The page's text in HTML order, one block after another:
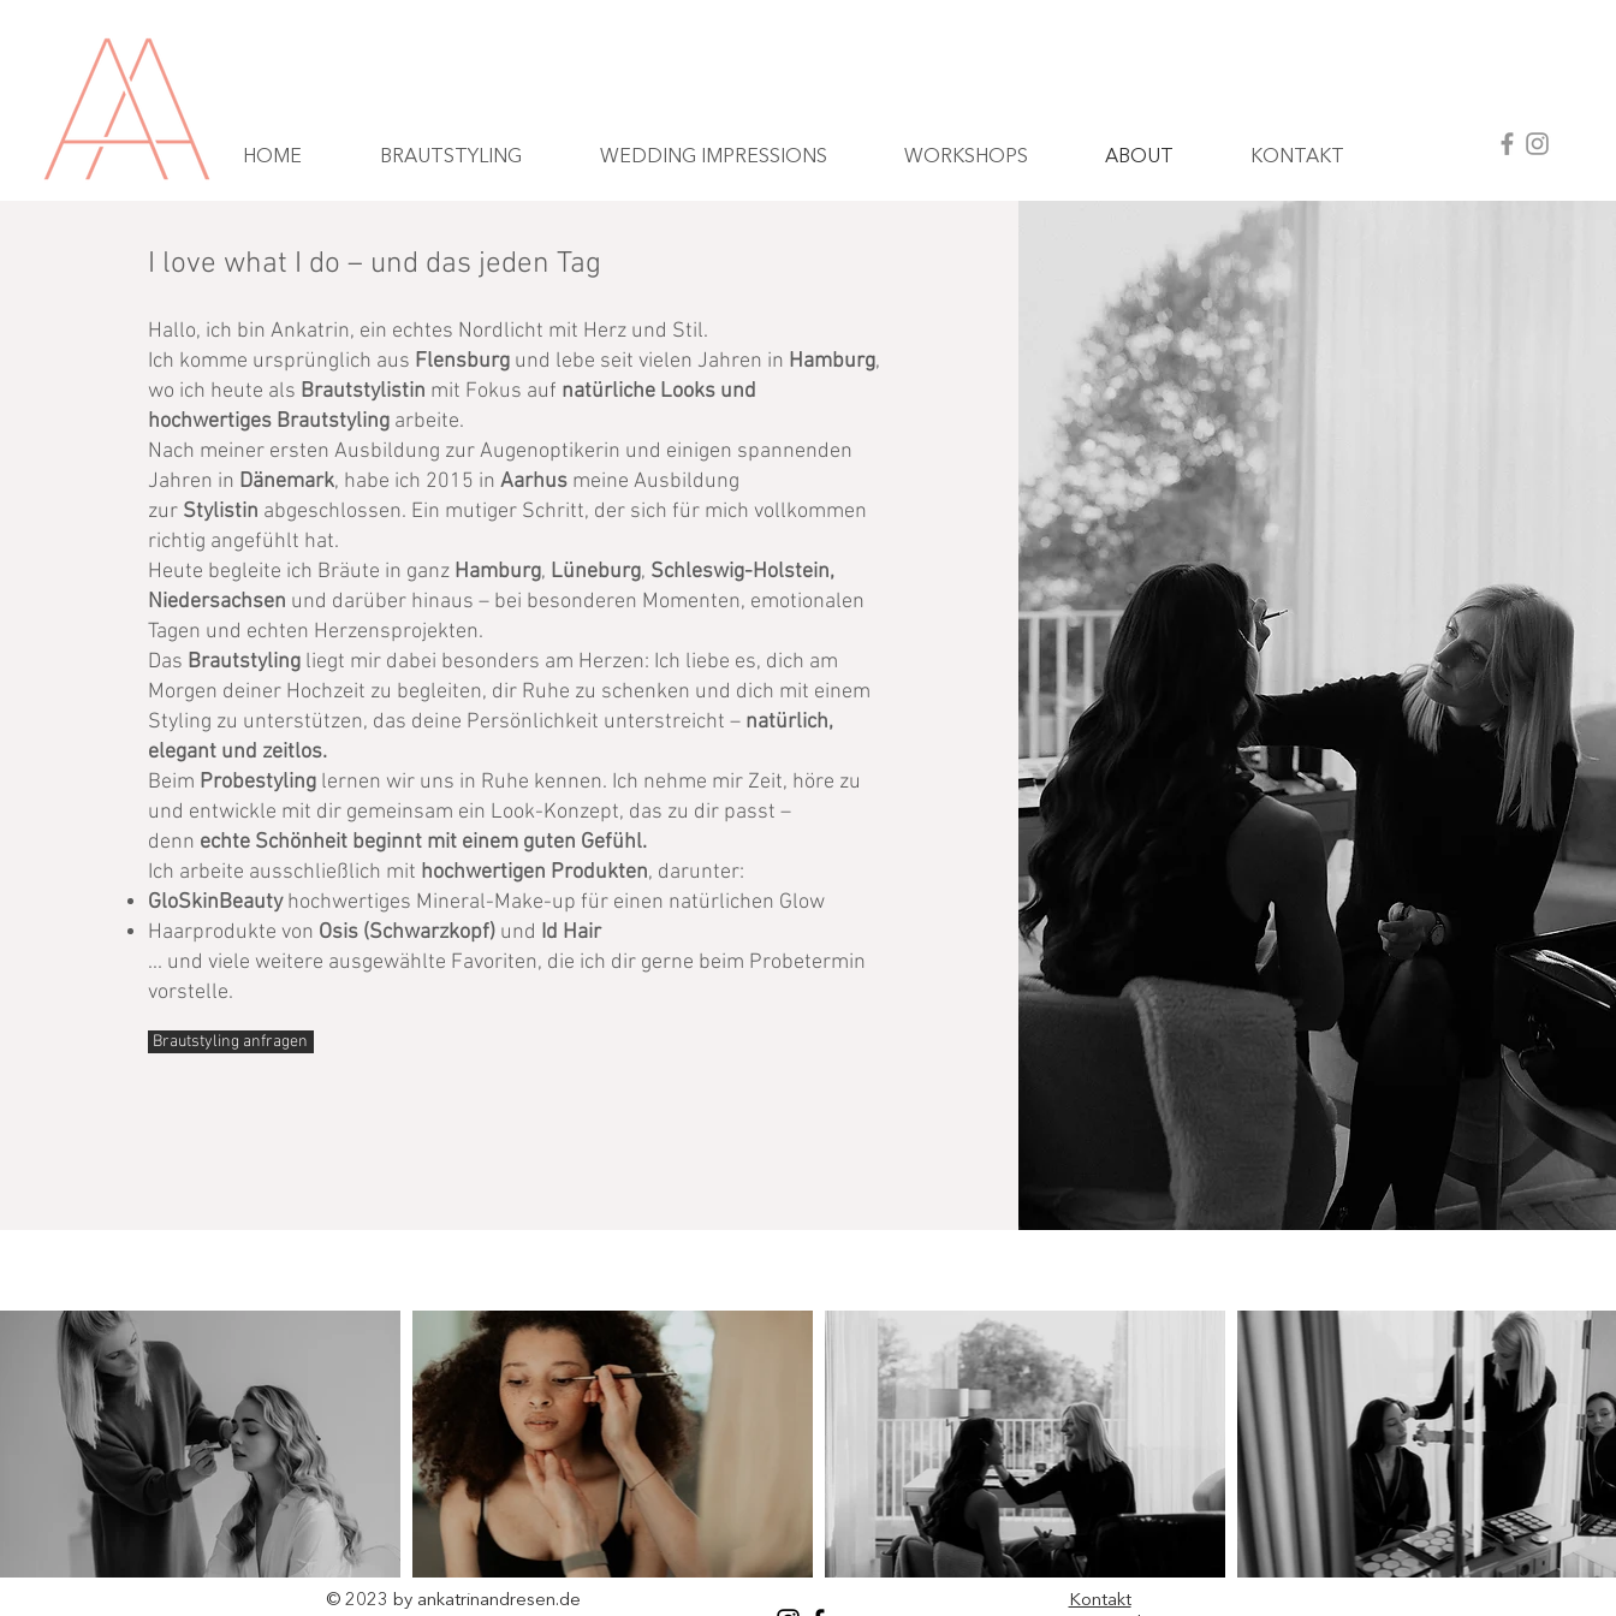
HOME BRAUTSTYLING WEDDING IMPRESSIONS WORKSHOPS ABOUT KONTAKT
I love what I do – und das jeden Tag
Hallo, ich bin Ankatrin, ein echtes Nordlicht mit Herz und Stil.
Ich komme ursprünglich aus Flensburgund lebe seit vielen Jahren in Hamburg,
wo ich heute als Brautstylistin mit Fokus auf natürliche Looks und
hochwertiges Brautstylingarbeite.
Nach meiner ersten Ausbildung zur Augenoptikerin und einigen spannenden
Jahren in Dänemark, habe ich 2015 in Aarhusmeine Ausbildung
zur Stylistin abgeschlossen. Ein mutiger Schritt, der sich für mich vollkommen
richtig angefühlt hat.
Heute begleite ich Bräute in ganz Hamburg, Lüneburg, Schleswig-Holstein,
Niedersachsen und darüber hinaus – bei besonderen Momenten, emotionalen
Tagen und echten Herzensprojekten.
Das Brautstylingliegt mir dabei besonders am Herzen: Ich liebe es, dich am
Morgen deiner Hochzeit zu begleiten, dir Ruhe zu schenken und dich mit einem
Styling zu unterstützen, das deine Persönlichkeit unterstreicht – natürlich,
elegant und zeitlos.
Beim Probestylinglernen wir uns in Ruhe kennen. Ich nehme mir Zeit, höre zu
und entwickle mit dir gemeinsam ein Look-Konzept, das zu dir passt –
denn echte Schönheit beginnt mit einem guten Gefühl.
Ich arbeite ausschließlich mit hochwertigen Produkten, darunter:
GloSkinBeautyhochwertiges Mineral-Make-up für einen natürlichen Glow
Haarprodukte von Osis (Schwarzkopf)und Id Hair
... und viele weitere ausgewählte Favoriten, die ich dir gerne beim Probetermin
vorstelle.
Brautstyling anfragen
© 2023 by ankatrinandresen.de
Kontakt